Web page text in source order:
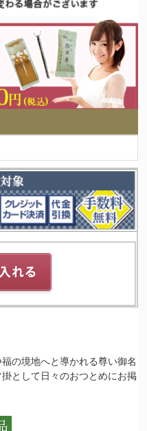
の境地へと導かれる尊い御名
として日々のおつとめにお掲